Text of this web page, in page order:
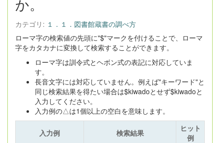
カテゴリ: １．１．図書館蔵書の調べ方
ローマ字の検索値の先頭に"$"マークを付けることで、ローマ
字をカタカナに変換して検索することができます。
ローマ字は訓令式とヘボン式の表記に対応していま
す。
長音文字には対応していません。例えば"キーワード"と
同じ検索結果を得たい場合は$kiwadoとせず$kiwadoと
入力してください。
入力例の△は1個以上の空白を意味します。
入力例 検索結果
ヒット
例